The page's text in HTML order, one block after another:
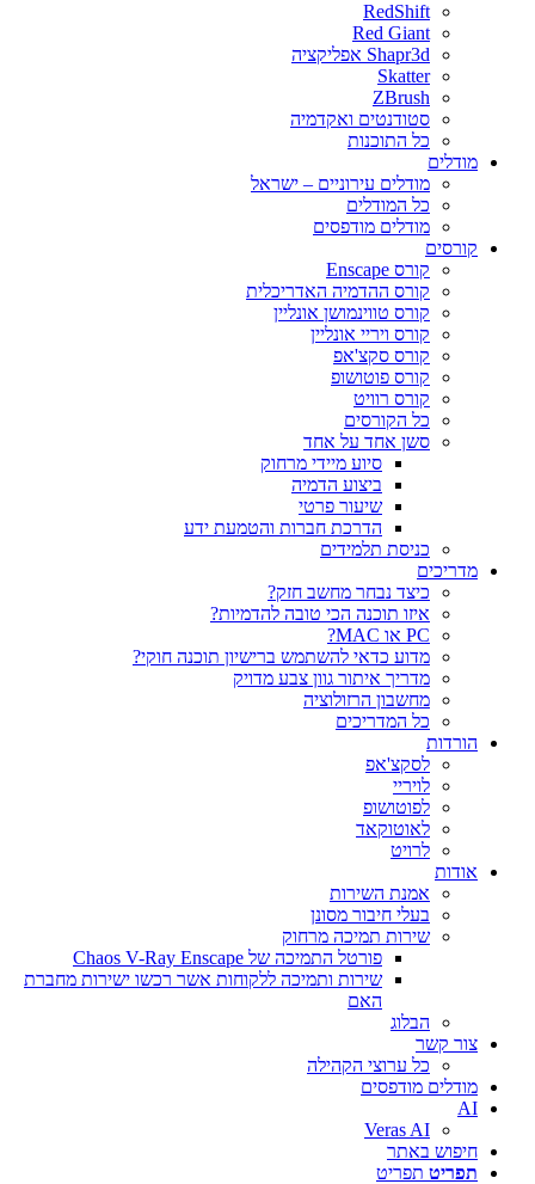
RedShift
Red Giant
Shapr3d אפליקציה
Skatter
ZBrush
סטודנטים ואקדמיה
כל התוכנות
מודלים
מודלים עירוניים – ישראל
כל המודלים
מודלים מודפסים
קורסים
קורס Enscape
קורס ההדמיה האדריכלית
קורס טווינמושן אונליין
קורס ויריי אונליין
קורס סקצ'אפ
קורס פוטושופ
קורס רוויט
כל הקורסים
סשן אחד על אחד
סיוע מיידי מרחוק
ביצוע הדמיה
שיעור פרטי
הדרכת חברות והטמעת ידע
כניסת תלמידים
מדריכים
כיצד נבחר מחשב חזק?
איזו תוכנה הכי טובה להדמיות?‎‎
PC או MAC?
מדוע כדאי להשתמש ברישיון תוכנה חוקי?
מדריך איתור גוון צבע מדויק
מחשבון הרזולוציה
כל המדריכים
הורדות
לסקצ'אפ
לויריי
לפוטושופ
לאוטוקאד
לרויט
אודות
אמנת השירות
בעלי חיבור מסונן
שירות תמיכה מרחוק
פורטל התמיכה של Chaos V-Ray Enscape
שירות ותמיכה ללקוחות אשר רכשו ישירות מחברת
האם
הבלוג
צור קשר
כל ערוצי הקהילה
מודלים מודפסים
AI
Veras AI
חיפוש באתר
תפריט תפריט